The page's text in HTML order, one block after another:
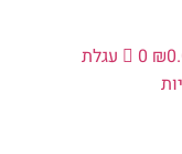
₪
0
עגלת